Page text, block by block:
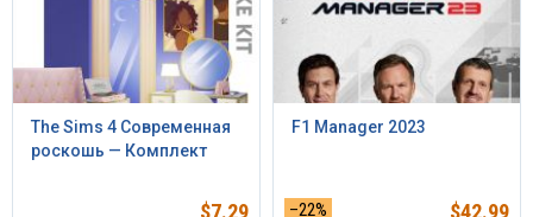
The Sims 4 Современная
роскошь — Комплект
$7.29
F1 Manager 2023
–22% $42.99